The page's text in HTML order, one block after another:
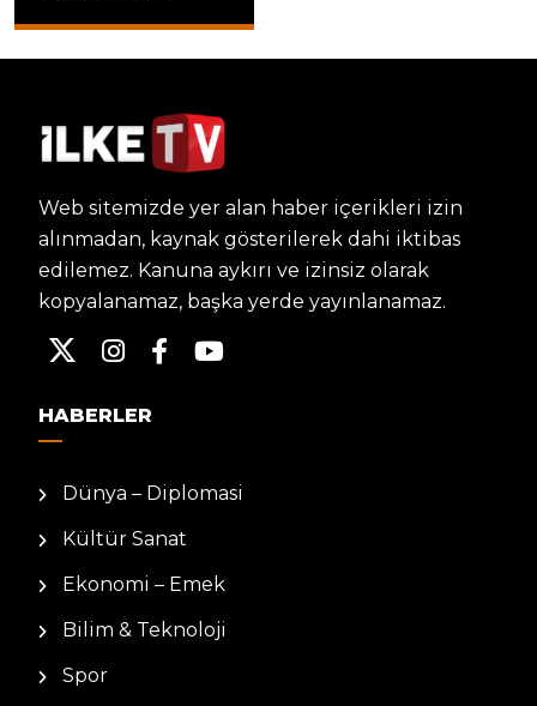
Web sitemizde yer alan haber içerikleri izin
alınmadan, kaynak gösterilerek dahi iktibas
edilemez. Kanuna aykırı ve izinsiz olarak
kopyalanamaz, başka yerde yayınlanamaz.
HABERLER
Dünya – Diplomasi
Kültür Sanat
Ekonomi – Emek
Bilim & Teknoloji
Spor